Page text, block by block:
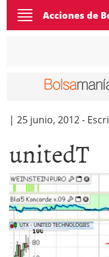
Toggle
navigation
Acciones de
| 25 junio, 2012-
unitedT